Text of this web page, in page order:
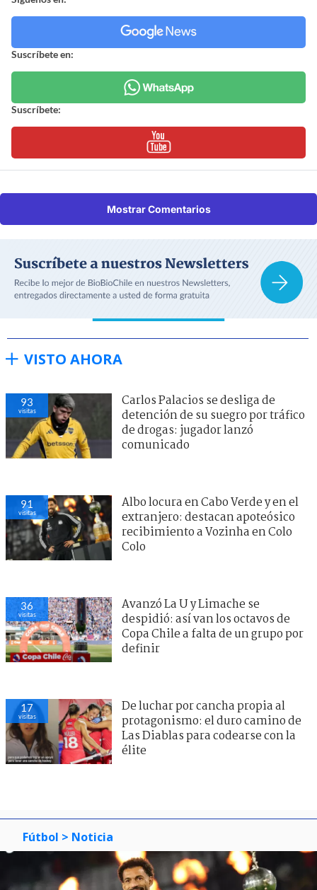
Suscríbete en:
Suscríbete:
Mostrar Comentarios
VISTO AHORA
93
visitas
Carlos Palacios se desliga de
detención de su suegro por tráfico
de drogas: jugador lanzó
comunicado
91
visitas
Albo locura en Cabo Verde y en el
extranjero: destacan apoteósico
recibimiento a Vozinha en Colo
Colo
36
visitas
Avanzó La U y Limache se
despidió: así van los octavos de
Copa Chile a falta de un grupo por
definir
17
visitas
De luchar por cancha propia al
protagonismo: el duro camino de
Las Diablas para codearse con la
élite
Fútbol > Noticia